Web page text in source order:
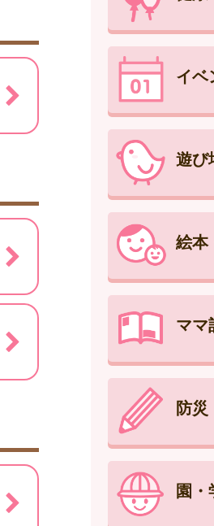
イベ
遊び
絵本
ママ
防災
園・